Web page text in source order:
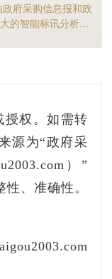
府采购信息报和政
的智能标讯分析能
授权。如需转
源为“政府采
）”
、准确性。